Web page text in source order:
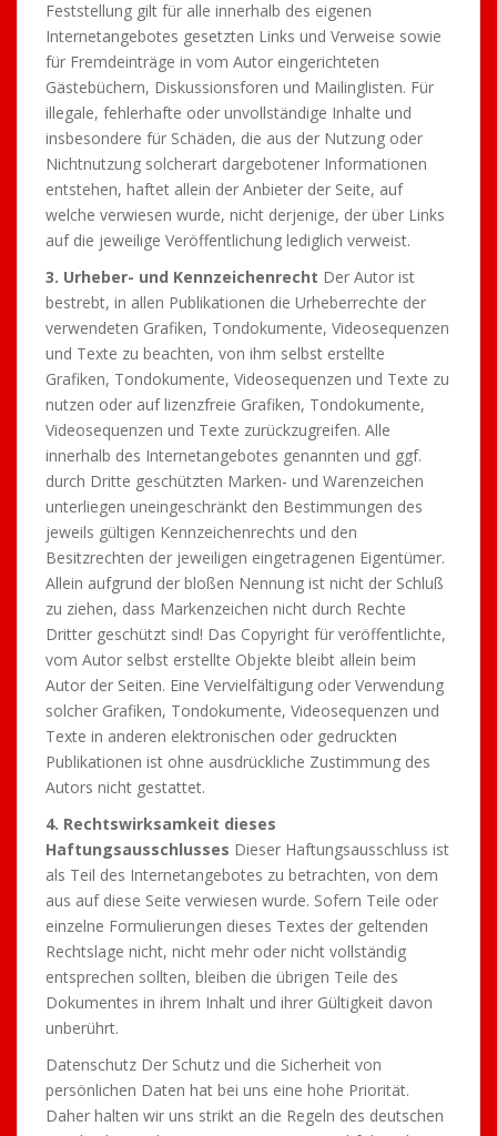
Feststellung gilt für alle innerhalb des eigenen
Internetangebotes gesetzten Links und Verweise sowie
für Fremdeinträge in vom Autor eingerichteten
Gästebüchern, Diskussionsforen und Mailinglisten. Für
illegale, fehlerhafte oder unvollständige Inhalte und
insbesondere für Schäden, die aus der Nutzung oder
Nichtnutzung solcherart dargebotener Informationen
entstehen, haftet allein der Anbieter der Seite, auf
welche verwiesen wurde, nicht derjenige, der über Links
auf die jeweilige Veröffentlichung lediglich verweist.
3. Urheber- und Kennzeichenrecht Der Autor ist
bestrebt, in allen Publikationen die Urheberrechte der
verwendeten Grafiken, Tondokumente, Videosequenzen
und Texte zu beachten, von ihm selbst erstellte
Grafiken, Tondokumente, Videosequenzen und Texte zu
nutzen oder auf lizenzfreie Grafiken, Tondokumente,
Videosequenzen und Texte zurückzugreifen. Alle
innerhalb des Internetangebotes genannten und ggf.
durch Dritte geschützten Marken- und Warenzeichen
unterliegen uneingeschränkt den Bestimmungen des
jeweils gültigen Kennzeichenrechts und den
Besitzrechten der jeweiligen eingetragenen Eigentümer.
Allein aufgrund der bloßen Nennung ist nicht der Schluß
zu ziehen, dass Markenzeichen nicht durch Rechte
Dritter geschützt sind! Das Copyright für veröffentlichte,
vom Autor selbst erstellte Objekte bleibt allein beim
Autor der Seiten. Eine Vervielfältigung oder Verwendung
solcher Grafiken, Tondokumente, Videosequenzen und
Texte in anderen elektronischen oder gedruckten
Publikationen ist ohne ausdrückliche Zustimmung des
Autors nicht gestattet.
4. Rechtswirksamkeit dieses
Haftungsausschlusses Dieser Haftungsausschluss ist
als Teil des Internetangebotes zu betrachten, von dem
aus auf diese Seite verwiesen wurde. Sofern Teile oder
einzelne Formulierungen dieses Textes der geltenden
Rechtslage nicht, nicht mehr oder nicht vollständig
entsprechen sollten, bleiben die übrigen Teile des
Dokumentes in ihrem Inhalt und ihrer Gültigkeit davon
unberührt.
Datenschutz Der Schutz und die Sicherheit von
persönlichen Daten hat bei uns eine hohe Priorität.
Daher halten wir uns strikt an die Regeln des deutschen